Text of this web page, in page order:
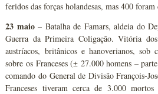
feridos das forças holandesas, mas 400 foram
23 maio– Batalha de Famars, aldeia do
Guerra da Primeira Coligação. Vitória
austríacos, britânicos e hanoverianos,
sobre os Franceses (± 27.000 homens –
comando do General de Divisão François-
Franceses tiveram cerca de 3.000